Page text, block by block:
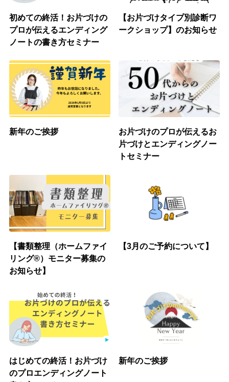
初めての終活！お片づけの
プロが伝えるエンディング
ノートの書き方セミナー
【お片づけタイプ別診断ワ
ークショップ】のお知らせ
新年のご挨拶
お片づけのプロが伝えるお
片づけとエンディングノー
トセミナー
【書類整理（ホームファイ
リング®︎）モニター募集の
お知らせ】
【3月のご予約について】
はじめての終活！お片づけ
のプロエンディングノート
新年のご挨拶